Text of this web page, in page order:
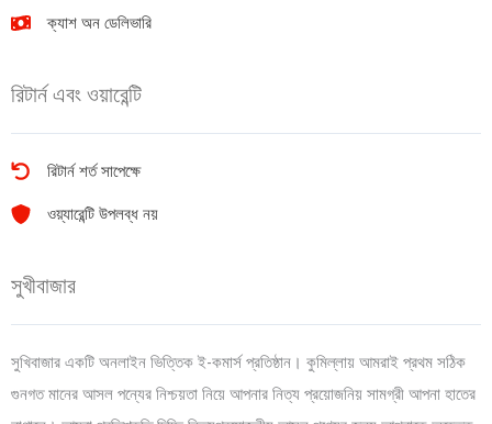
ক্যাশ অন ডেলিভারি
রিটার্ন এবং ওয়ারেন্টি
রিটার্ন শর্ত সাপেক্ষে
ওয়্যারেন্টি উপলব্ধ নয়
সুখীবাজার
সুখিবাজার একটি অনলাইন ভিত্তিক ই-কমার্স প্রতিষ্ঠান। কুমিল্লায় আমরাই প্রথম সঠিক
গুনগত মানের আসল পন্যের নিশ্চয়তা নিয়ে আপনার নিত্য প্রয়োজনিয় সামগ্রী আপনা হাতের